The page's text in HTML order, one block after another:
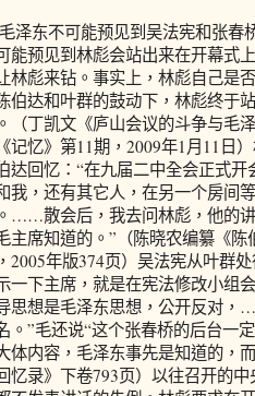
泽东不可能预见到吴法宪和张春
能预见到林彪会站出来在开幕式
林彪来钻。事实上，林彪自己是
伯达和叶群的鼓动下，林彪终于
（丁凯文《庐山会议的斗争与毛
记忆》第11期，2009年1月11日
达回忆：“在九届二中全会正式
我，还有其它人，在另一个房间
……散会后，我去问林彪，他的
主席知道的。”（陈晓农编纂《
2005年版374页）吴法宪从叶群
一下主席，就是在宪法修改小组
思想是毛泽东思想，公开反对，
。”毛还说“这个张春桥的后台一
体内容，毛泽东事先是知道的
忆录》下卷793页）以往召开的